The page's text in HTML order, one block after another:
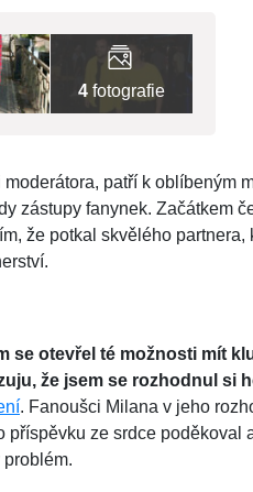
4 fotografie
patří k oblíbeným
zástupy fanynek. Začátkem
že potkal skvělého partnera,
se otevřel té možnosti mít
že jsem se rozhodnul si
. Fanoušci Milana v jeho
příspěvku ze srdce poděkoval